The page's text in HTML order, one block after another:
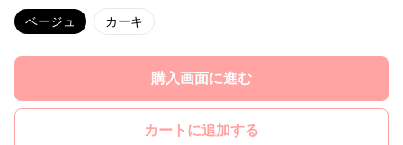
ベージュ カーキ
購入画面に進む
カートに追加する